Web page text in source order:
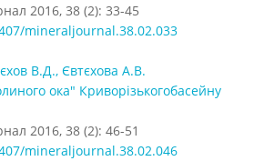
2016, 38 (2): 33-45
mineraljournal.38.02.033
В.Д., Євтєхова А.В.
ока" Криворізькогобасейну
2016, 38 (2): 46-51
mineraljournal.38.02.046